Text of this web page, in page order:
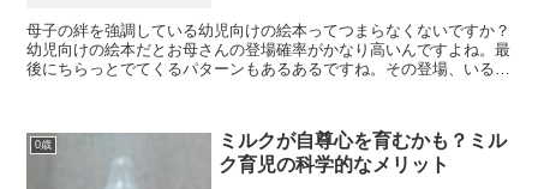
母子の絆を強調している幼児向けの絵本ってつまらなくないですか？
幼児向けの絵本だとお母さんの登場確率がかなり高いんですよね。最
後にちらっとでてくるパターンもあるあるですね。その登場、いる？
0歳
ミルクが自尊心を育むかも？ミル
ク育児の科学的なメリット